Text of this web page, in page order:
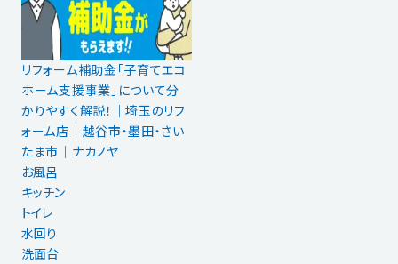
リフォーム補助金「子育てエコ
ホーム支援事業」について分
かりやすく解説！｜埼玉のリフ
ォーム店｜越谷市・墨田・さい
たま市｜ナカノヤ
お風呂
キッチン
トイレ
水回り
洗面台